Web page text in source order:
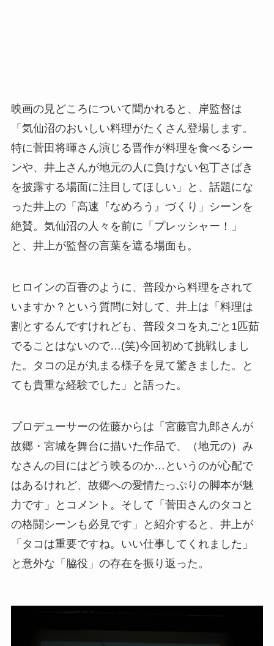
映画の見どころについて聞かれると、岸監督は
「気仙沼のおいしい料理がたくさん登場します。
特に菅田将暉さん演じる晋作が料理を食べるシー
ンや、井上さんが地元の人に負けない包丁さばき
を披露する場面に注目してほしい」と、話題にな
った井上の「高速『なめろう』づくり」シーンを
絶賛。気仙沼の人々を前に「プレッシャー！」
と、井上が監督の言葉を遮る場面も。
ヒロインの百香のように、普段から料理をされて
いますか？という質問に対して、井上は「料理は
割とするんですけれども、普段タコを丸ごと1匹茹
でることはないので…(笑)今回初めて挑戦しまし
た。タコの足が丸まる様子を見て驚きました。と
ても貴重な経験でした」と語った。
プロデューサーの佐藤からは「宮藤官九郎さんが
故郷・宮城を舞台に描いた作品で、（地元の）み
なさんの目にはどう映るのか…というのが心配で
はあるけれど、故郷への愛情たっぷりの脚本が魅
力です」とコメント。そして「菅田さんのタコと
の格闘シーンも必見です」と紹介すると、井上が
「タコは重要ですね。いい仕事してくれました」
と意外な「脇役」の存在を振り返った。